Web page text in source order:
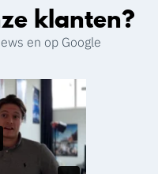
klanten?
en op Google